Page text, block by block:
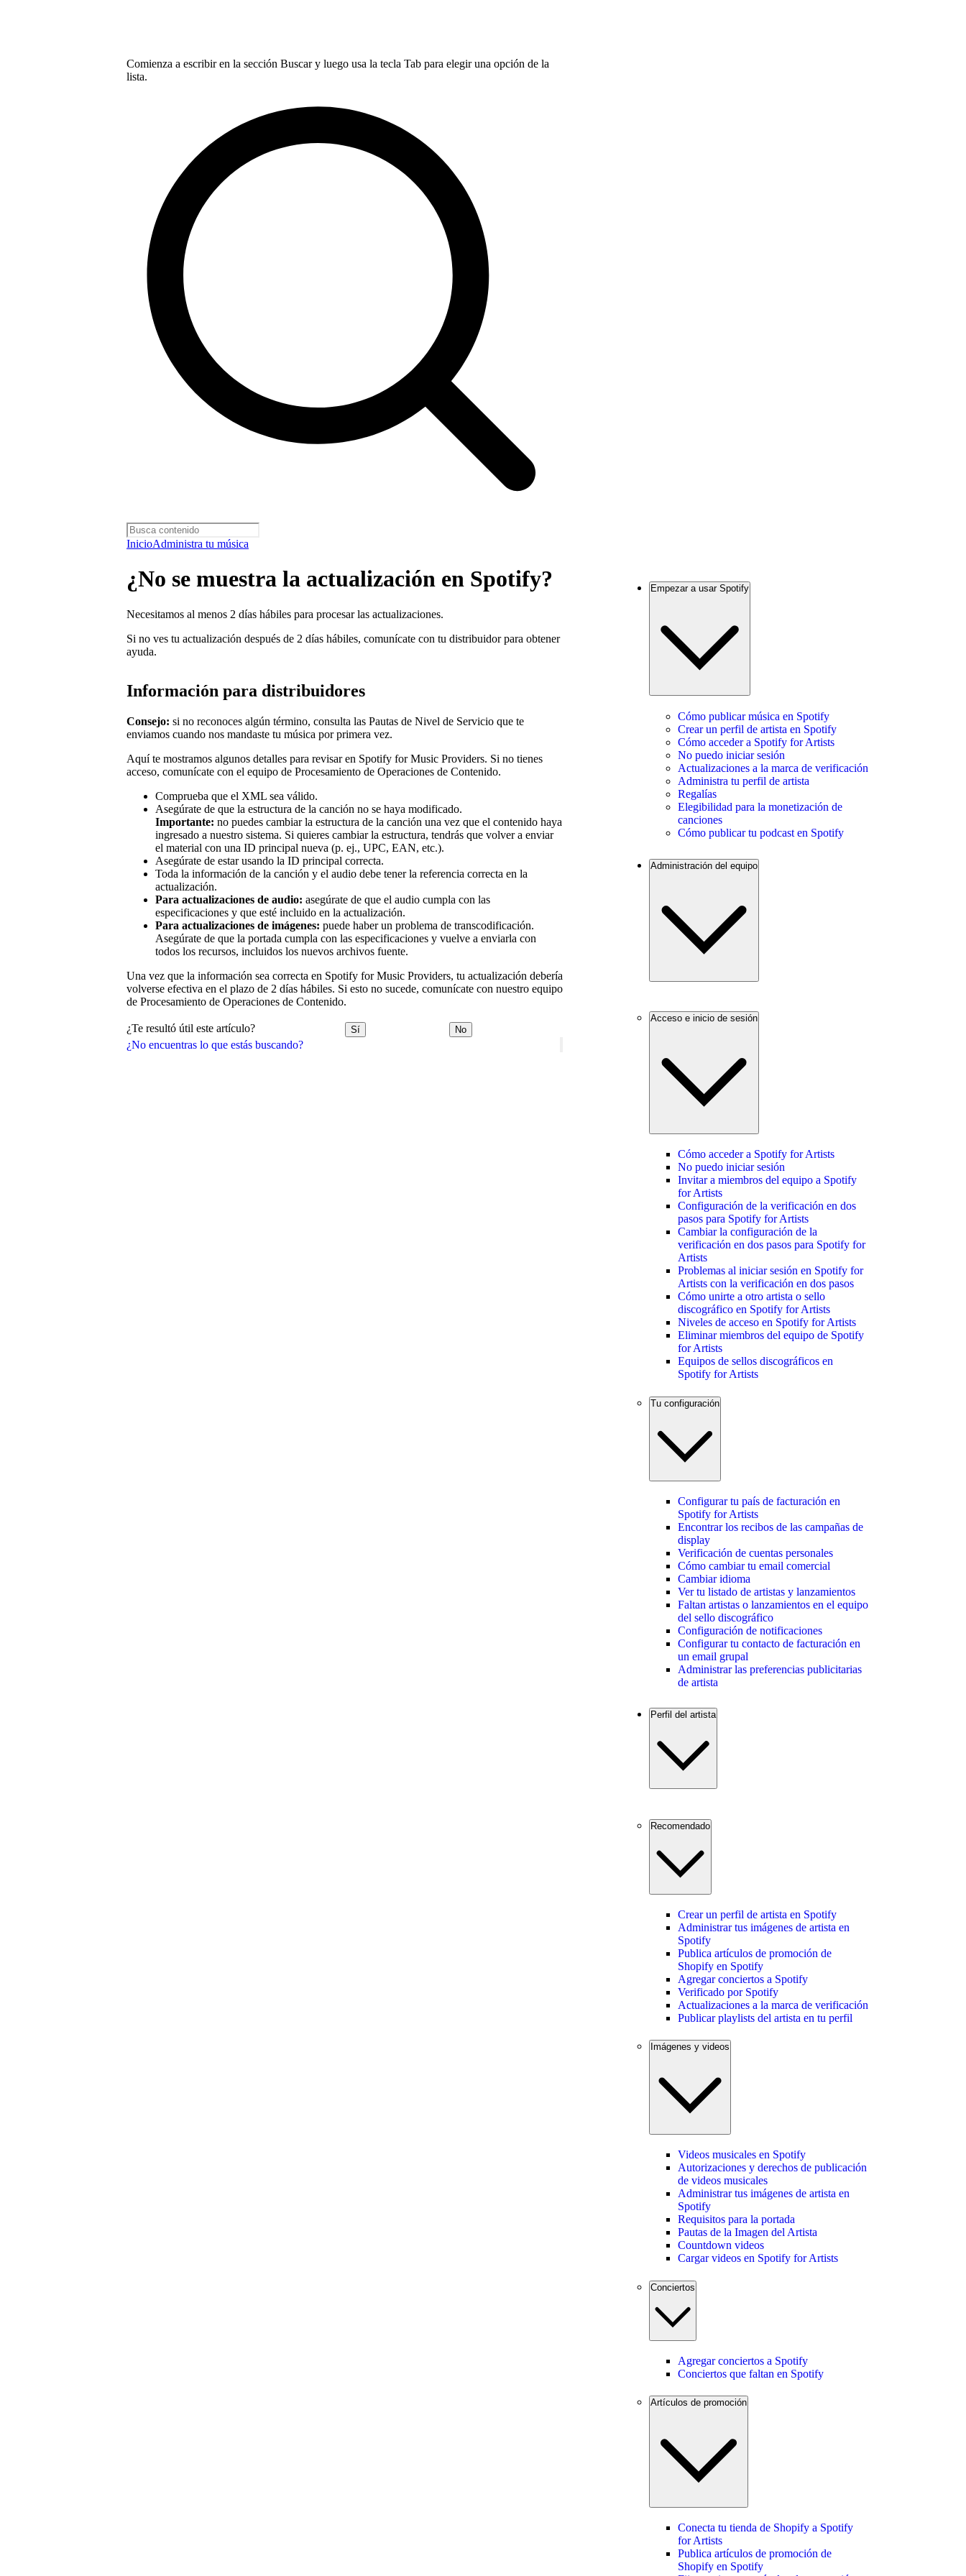
Comienza a escribir en la sección Buscar y luego usa la tecla Tab para elegir una opción de la
lista.
InicioAdministra tu música
¿No encuentras lo que estás buscando?
¿No se muestra la actualización en Spotify?
Necesitamos al menos 2 días hábiles para procesar las actualizaciones.
Si no ves tu actualización después de 2 días hábiles, comunícate con tu distribuidor para obtener
ayuda.
Información para distribuidores
Consejo: si no reconoces algún término, consulta las Pautas de Nivel de Servicio que te
enviamos cuando nos mandaste tu música por primera vez.
Aquí te mostramos algunos detalles para revisar en Spotify for Music Providers. Si no tienes
acceso, comunícate con el equipo de Procesamiento de Operaciones de Contenido.
Comprueba que el XML sea válido.
Asegúrate de que la estructura de la canción no se haya modificado.
Importante: no puedes cambiar la estructura de la canción una vez que el contenido haya
ingresado a nuestro sistema. Si quieres cambiar la estructura, tendrás que volver a enviar
el material con una ID principal nueva (p. ej., UPC, EAN, etc.).
Asegúrate de estar usando la ID principal correcta.
Toda la información de la canción y el audio debe tener la referencia correcta en la
actualización.
Para actualizaciones de audio: asegúrate de que el audio cumpla con las
especificaciones y que esté incluido en la actualización.
Para actualizaciones de imágenes: puede haber un problema de transcodificación.
Asegúrate de que la portada cumpla con las especificaciones y vuelve a enviarla con
todos los recursos, incluidos los nuevos archivos fuente.
Una vez que la información sea correcta en Spotify for Music Providers, tu actualización debería
volverse efectiva en el plazo de 2 días hábiles. Si esto no sucede, comunícate con nuestro equipo
de Procesamiento de Operaciones de Contenido.
¿Te resultó útil este artículo? Sí No
Empezar a usar Spotify
Cómo publicar música en Spotify
Crear un perfil de artista en Spotify
Cómo acceder a Spotify for Artists
No puedo iniciar sesión
Actualizaciones a la marca de verificación
Administra tu perfil de artista
Regalías
Elegibilidad para la monetización de
canciones
Cómo publicar tu podcast en Spotify
Administración del equipo
Acceso e inicio de sesión
Cómo acceder a Spotify for Artists
No puedo iniciar sesión
Invitar a miembros del equipo a Spotify
for Artists
Configuración de la verificación en dos
pasos para Spotify for Artists
Cambiar la configuración de la
verificación en dos pasos para Spotify for
Artists
Problemas al iniciar sesión en Spotify for
Artists con la verificación en dos pasos
Cómo unirte a otro artista o sello
discográfico en Spotify for Artists
Niveles de acceso en Spotify for Artists
Eliminar miembros del equipo de Spotify
for Artists
Equipos de sellos discográficos en
Spotify for Artists
Tu configuración
Configurar tu país de facturación en
Spotify for Artists
Encontrar los recibos de las campañas de
display
Verificación de cuentas personales
Cómo cambiar tu email comercial
Cambiar idioma
Ver tu listado de artistas y lanzamientos
Faltan artistas o lanzamientos en el equipo
del sello discográfico
Configuración de notificaciones
Configurar tu contacto de facturación en
un email grupal
Administrar las preferencias publicitarias
de artista
Perfil del artista
Recomendado
Crear un perfil de artista en Spotify
Administrar tus imágenes de artista en
Spotify
Publica artículos de promoción de
Shopify en Spotify
Agregar conciertos a Spotify
Verificado por Spotify
Actualizaciones a la marca de verificación
Publicar playlists del artista en tu perfil
Imágenes y videos
Videos musicales en Spotify
Autorizaciones y derechos de publicación
de videos musicales
Administrar tus imágenes de artista en
Spotify
Requisitos para la portada
Pautas de la Imagen del Artista
Countdown videos
Cargar videos en Spotify for Artists
Conciertos
Agregar conciertos a Spotify
Conciertos que faltan en Spotify
Artículos de promoción
Conecta tu tienda de Shopify a Spotify
for Artists
Publica artículos de promoción de
Shopify en Spotify